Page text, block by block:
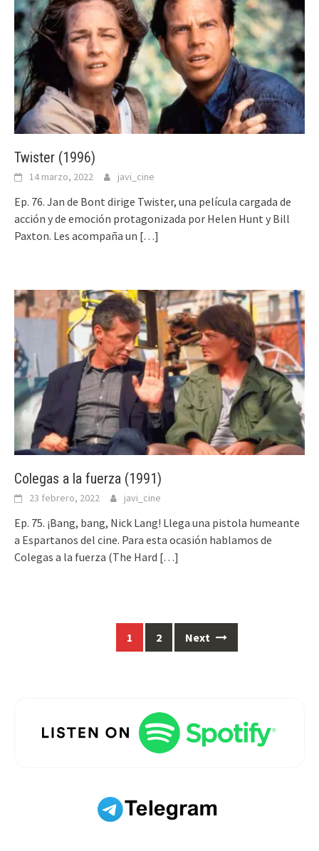
Twister (1996)
14 marzo, 2022 javi_cine
Ep. 76. Jan de Bont dirige Twister, una película cargada de
acción y de emoción protagonizada por Helen Hunt y Bill
Paxton. Les acompaña un […]
Colegas a la fuerza (1991)
23 febrero, 2022 javi_cine
Ep. 75. ¡Bang, bang, Nick Lang! Llega una pistola humeante
a Espartanos del cine. Para esta ocasión hablamos de
Colegas a la fuerza (The Hard […]
1 2 Next